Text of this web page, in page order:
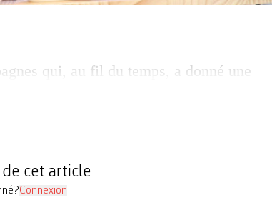
qui, au fil du temps, a donné une
cet article
Connexion